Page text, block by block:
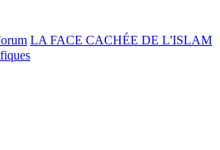
LA FACE CACHÉE DE L'ISLAM